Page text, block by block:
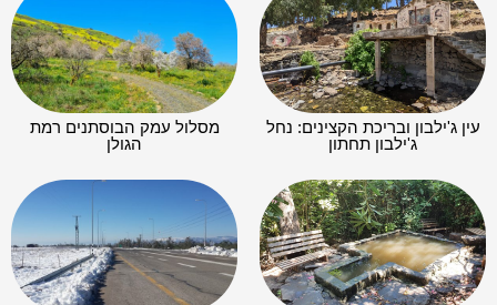
עין ג'ילבון ובריכת הקצינים: נחל
ג'ילבון תחתון
מסלול עמק הבוסתנים רמת
הגולן